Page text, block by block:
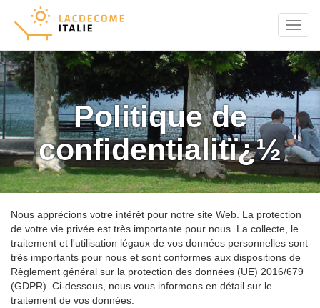
Menu
Politique de
confidentialitï¿½
Nous apprécions votre intérêt pour notre site Web. La protection
de votre vie privée est très importante pour nous. La collecte, le
traitement et l'utilisation légaux de vos données personnelles sont
très importants pour nous et sont conformes aux dispositions de
Règlement général sur la protection des données (UE) 2016/679
(GDPR). Ci-dessous, nous vous informons en détail sur le
traitement de vos données.